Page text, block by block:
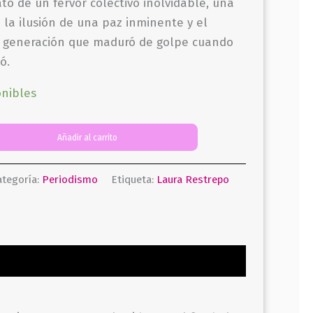
la ilusión de una paz inminente y el
que maduró de golpe cuando
Añadir al carrito
Periodismo Etiqueta: Laura Restrepo